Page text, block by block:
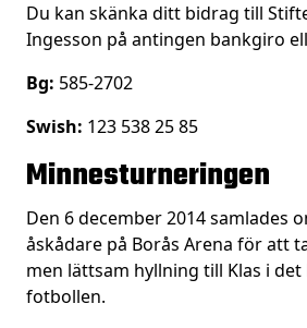
Du kan skänka ditt bidrag till
Ingesson på antingen bankgiro
Bg: 585-2702
Swish: 123 538 25 85
Minnesturneringen
Den 6 december 2014 samlades
åskådare på Borås Arena för att
men lättsam hyllning till Klas i
fotbollen.